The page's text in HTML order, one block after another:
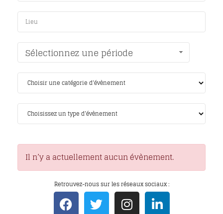
Sélectionnez une période
Il n’y a actuellement aucun évènement.
Retrouvez-nous sur les réseaux sociaux :